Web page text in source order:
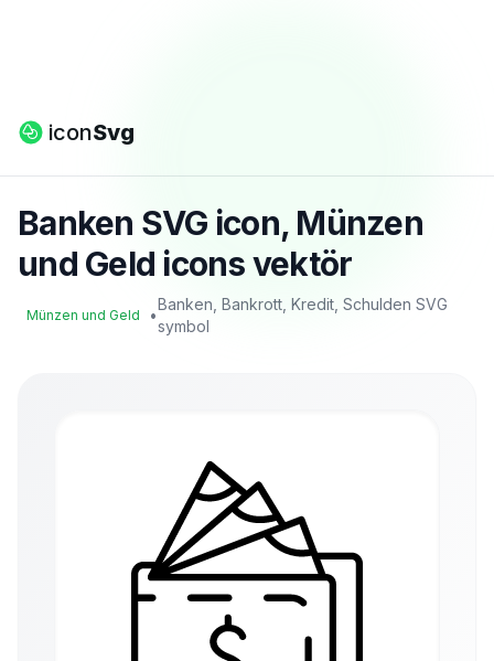
iconSvg
Banken SVG icon, Münzen
und Geld icons vektör
Münzen und Geld •
Banken, Bankrott, Kredit, Schulden SVG
symbol